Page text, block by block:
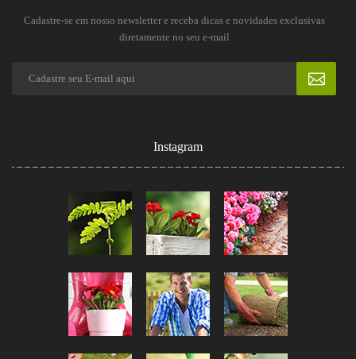
Cadastre-se em nosso newsletter e receba dicas e novidades exclusivas
diretamente no seu e-mail
Instagram